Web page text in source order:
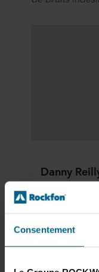
Consentement
Danny
Briskill,